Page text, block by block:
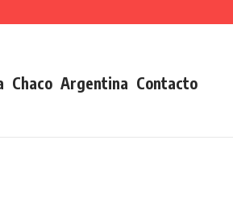
Chaco Argentina Contacto